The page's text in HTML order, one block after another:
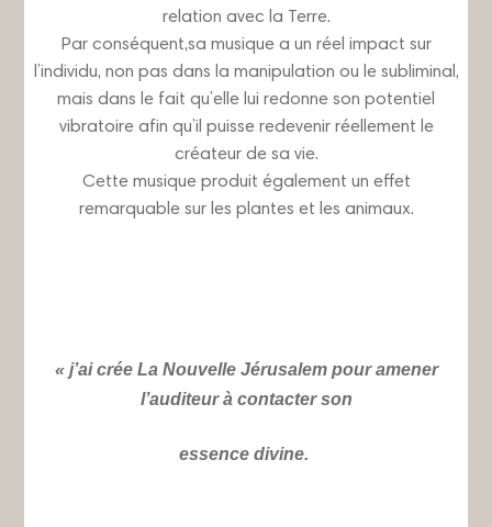
relation avec la Terre.
Par conséquent,sa musique a un réel impact sur
l’individu, non pas dans la manipulation ou le subliminal,
mais dans le fait qu’elle lui redonne son potentiel
vibratoire afin qu’il puisse redevenir réellement le
créateur de sa vie.
Cette musique produit également un effet
remarquable sur les plantes et les animaux.
« j’ai crée La Nouvelle Jérusalem pour amener
l’auditeur à contacter son
essence divine.